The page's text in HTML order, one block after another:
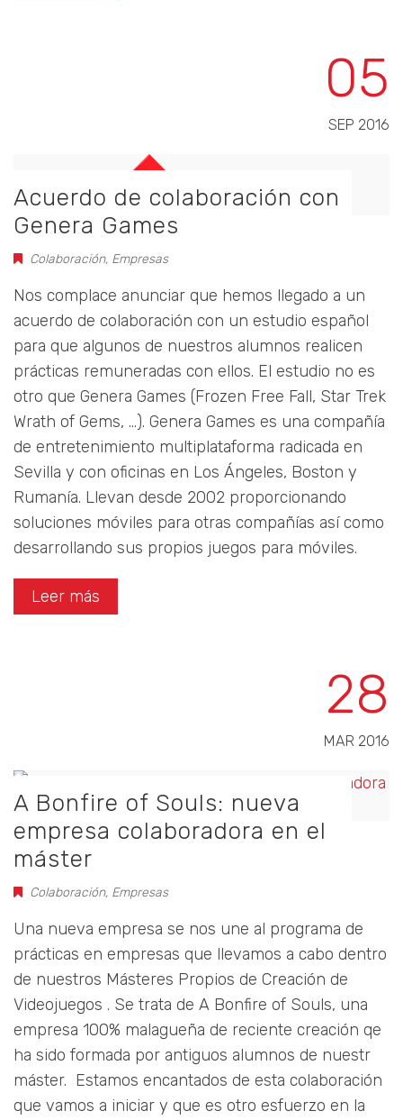
05
SEP 2016
Acuerdo de colaboración con
Genera Games
Colaboración, Empresas
Nos complace anunciar que hemos llegado a un
acuerdo de colaboración con un estudio español
para que algunos de nuestros alumnos realicen
prácticas remuneradas con ellos. El estudio no es
otro que Genera Games (Frozen Free Fall, Star Trek
Wrath of Gems, ...). Genera Games es una compañía
de entretenimiento multiplataforma radicada en
Sevilla y con oficinas en Los Ángeles, Boston y
Rumanía. Llevan desde 2002 proporcionando
soluciones móviles para otras compañías así como
desarrollando sus propios juegos para móviles.
Leer más
28
MAR 2016
A Bonfire of Souls: nueva
empresa colaboradora en el
máster
Colaboración, Empresas
Una nueva empresa se nos une al programa de
prácticas en empresas que llevamos a cabo dentro
de nuestros Másteres Propios de Creación de
Videojuegos . Se trata de A Bonfire of Souls, una
empresa 100% malagueña de reciente creación qe
ha sido formada por antiguos alumnos de nuestr
máster. Estamos encantados de esta colaboración
que vamos a iniciar y que es otro esfuerzo en la